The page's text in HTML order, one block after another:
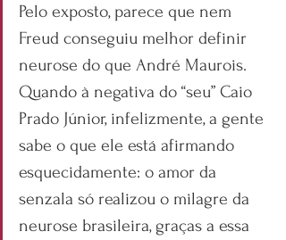
Pelo exposto, parece que nem
Freud conseguiu melhor definir
neurose do que André Maurois.
Quando à negativa do “seu” Caio
Prado Júnior, infelizmente, a gente
sabe o que ele está afirmando
esquecidamente: o amor da
senzala só realizou o milagre da
neurose brasileira, graças a essa